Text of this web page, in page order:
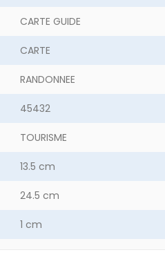
CARTE GUIDE
CARTE
RANDONNEE
45432
TOURISME
13.5 cm
24.5 cm
1 cm